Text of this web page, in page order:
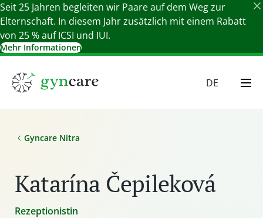
Seit 25 Jahren begleiten wir Paare auf dem Weg zur
Elternschaft. In diesem Jahr zusätzlich mit einem Rabatt
von 25 % auf ICSI und IUI.
Mehr Informationen
DE
Gyncare Nitra
Katarína Čepileková
Rezeptionistin